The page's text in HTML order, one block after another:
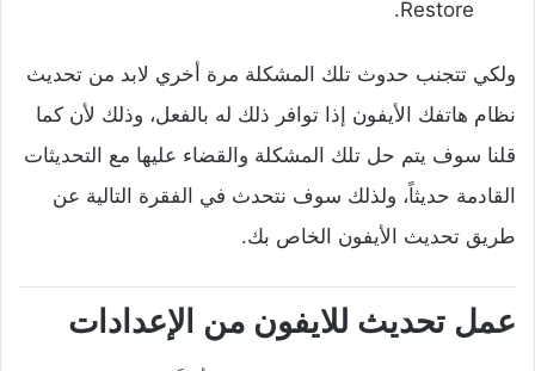
Restore.
ولكي تتجنب حدوث تلك المشكلة مرة أخري لابد من تحديث
نظام هاتفك الأيفون إذا توافر ذلك له بالفعل، وذلك لأن كما
قلنا سوف يتم حل تلك المشكلة والقضاء عليها مع التحديثات
القادمة حديثاً، ولذلك سوف نتحدث في الفقرة التالية عن
طريق تحديث الأيفون الخاص بك.
عمل تحديث للايفون من الإعدادات